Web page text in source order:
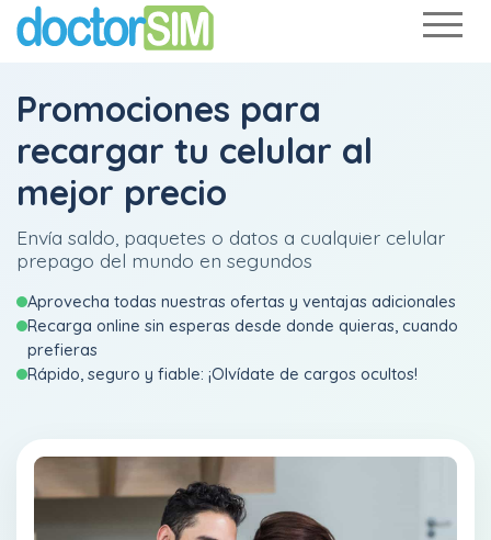
Promociones para
recargar tu celular al
mejor precio
Envía saldo, paquetes o datos a cualquier celular
prepago del mundo en segundos
Aprovecha todas nuestras ofertas y ventajas adicionales
Recarga online sin esperas desde donde quieras, cuando
prefieras
Rápido, seguro y fiable: ¡Olvídate de cargos ocultos!